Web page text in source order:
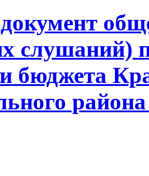
слушаний)
бюджета